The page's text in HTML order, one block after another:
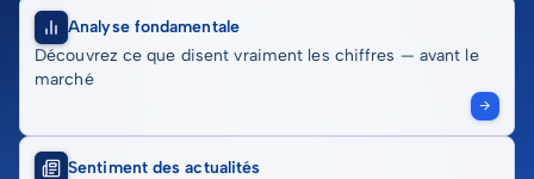
Analyse fondamentale
Découvrez ce que disent vraiment les chiffres — avant le
marché
Sentiment des actualités